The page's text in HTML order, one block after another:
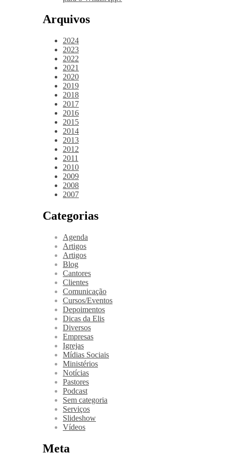
Arquivos
2024
2023
2022
2021
2020
2019
2018
2017
2016
2015
2014
2013
2012
2011
2010
2009
2008
2007
Categorias
Agenda
Artigos
Artigos
Blog
Cantores
Clientes
Comunicação
Cursos/Eventos
Depoimentos
Dicas da Elis
Diversos
Empresas
Igrejas
Mídias Sociais
Ministérios
Notícias
Pastores
Podcast
Sem categoria
Serviços
Slideshow
Vídeos
Meta